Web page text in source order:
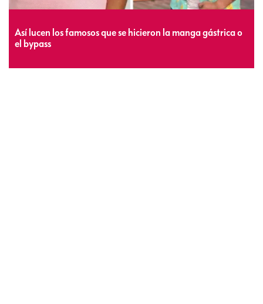
Así lucen los famosos que se hicieron la manga gástrica o
el bypass